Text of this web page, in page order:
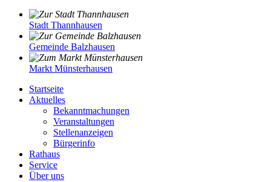
Stadt Thannhausen
Gemeinde Balzhausen
Markt Münsterhausen
Startseite
Aktuelles
Bekanntmachungen
Veranstaltungen
Stellenanzeigen
Bürgerinfo
Rathaus
Service
Über uns